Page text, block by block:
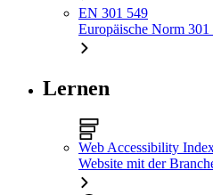
EN 301 549
Europäische Norm 301
Lernen
Web Accessibility
Website mit der